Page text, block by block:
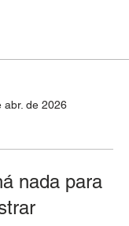
abr. de 2026
nada para